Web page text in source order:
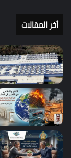
أخر المقالات